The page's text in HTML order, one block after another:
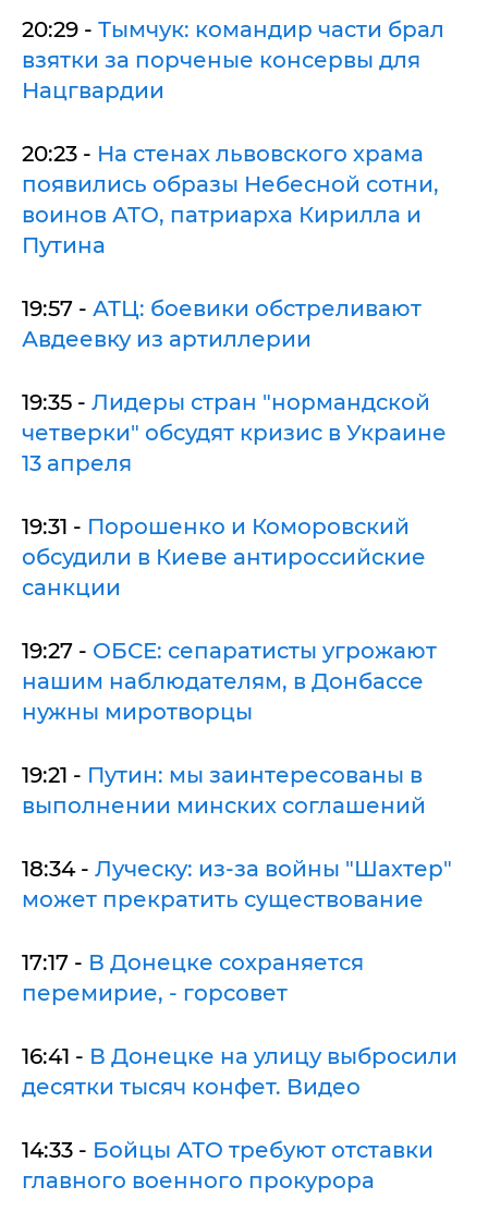
20:29 - Тымчук: командир части брал
взятки за порченые консервы для
Нацгвардии
20:23 - На стенах львовского храма
появились образы Небесной сотни,
воинов АТО, патриарха Кирилла и
Путина
19:57 - АТЦ: боевики обстреливают
Авдеевку из артиллерии
19:35 - Лидеры стран "нормандской
четверки" обсудят кризис в Украине
13 апреля
19:31 - Порошенко и Коморовский
обсудили в Киеве антироссийские
санкции
19:27 - ОБСЕ: сепаратисты угрожают
нашим наблюдателям, в Донбассе
нужны миротворцы
19:21 - Путин: мы заинтересованы в
выполнении минских соглашений
18:34 - Луческу: из-за войны "Шахтер"
может прекратить существование
17:17 - В Донецке сохраняется
перемирие, - горсовет
16:41 - В Донецке на улицу выбросили
десятки тысяч конфет. Видео
14:33 - Бойцы АТО требуют отставки
главного военного прокурора